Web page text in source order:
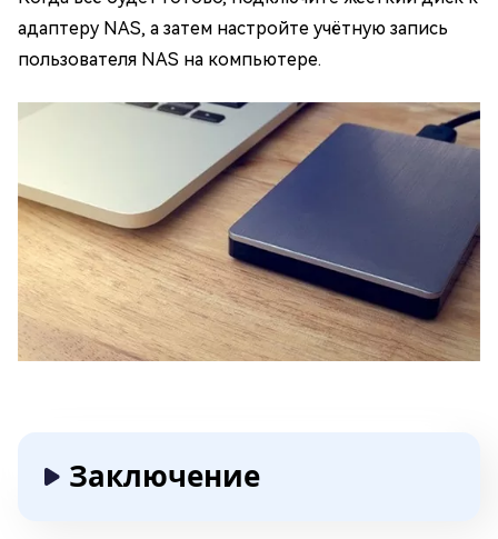
адаптеру NAS, а затем настройте учётную запись
пользователя NAS на компьютере.
Заключение